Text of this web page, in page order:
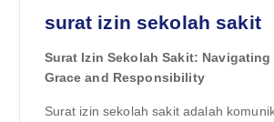
surat izin sekolah sakit
Surat Izin Sekolah Sakit:
Grace and Responsibility
Surat izin sekolah sakit adalah